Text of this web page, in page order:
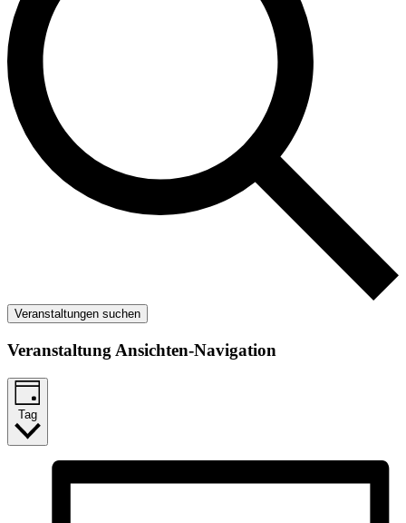
Veranstaltungen suchen
Veranstaltung Ansichten-Navigation
Tag